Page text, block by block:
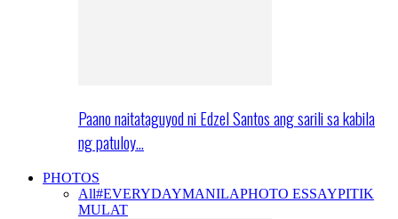
Paano naitataguyod ni Edzel Santos ang sarili sa kabila
ng patuloy…
PHOTOS
All#EVERYDAYMANILAPHOTO ESSAYPITIK
MULAT